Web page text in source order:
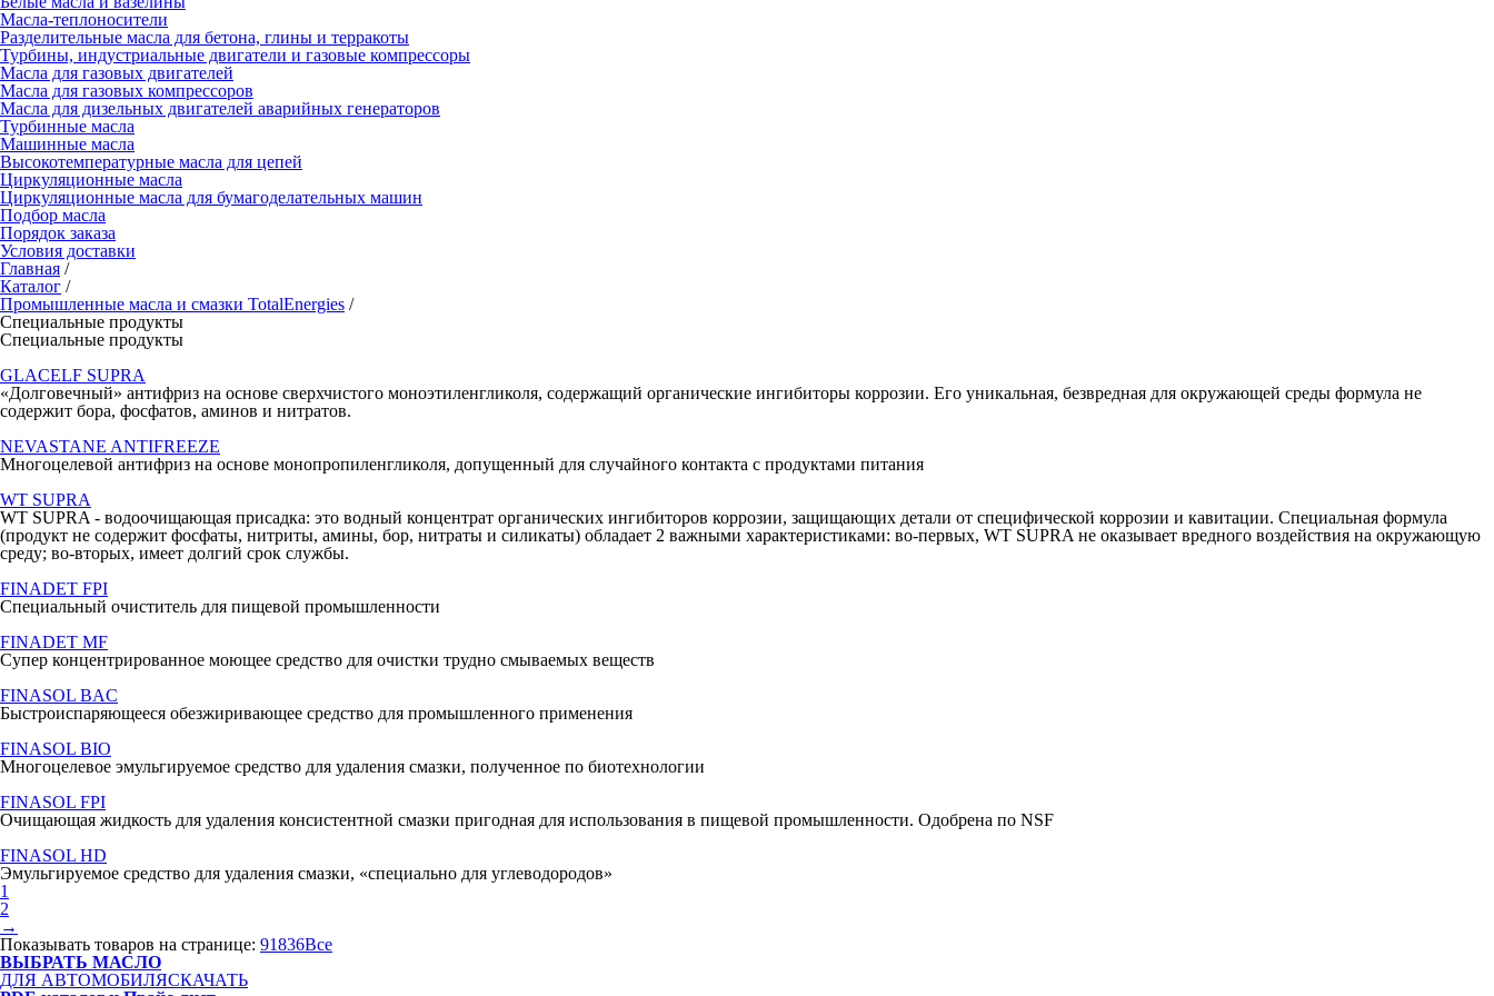
Масла-теплоносители
Разделительные масла для бетона, глины и терракоты
Турбины, индустриальные двигатели и газовые компрессоры
Масла для газовых двигателей
Масла для газовых компрессоров
Масла для дизельных двигателей аварийных генераторов
Турбинные масла
Машинные масла
Высокотемпературные масла для цепей
Циркуляционные масла
Циркуляционные масла для бумагоделательных машин
Подбор масла
Порядок заказа
Условия доставки
Главная /
Каталог /
Промышленные масла и смазки TotalEnergies /
Специальные продукты
Специальные продукты
GLACELF SUPRA
«Долговечный» антифриз на основе сверхчистого моноэтиленгликоля, содержащий органические ингибиторы коррозии. Его уникальная, безвредная для окружающей среды формула не
содержит бора, фосфатов, аминов и нитратов.
NEVASTANE ANTIFREEZE
Многоцелевой антифриз на основе монопропиленгликоля, допущенный для случайного контакта с продуктами питания
WT SUPRA
WT SUPRA - водоочищающая присадка: это водный концентрат органических ингибиторов коррозии, защищающих детали от специфической коррозии и кавитации. Специальная формула
(продукт не содержит фосфаты, нитриты, амины, бор, нитраты и силикаты) обладает 2 важными характеристиками: во-первых, WT SUPRA не оказывает вредного воздействия на окружающую
среду; во-вторых, имеет долгий срок службы.
FINADET FPI
Специальный очиститель для пищевой промышленности
FINADET MF
Супер концентрированное моющее средство для очистки трудно смываемых веществ
FINASOL BAC
Быстроиспаряющееся обезжиривающее средство для промышленного применения
FINASOL BIO
Многоцелевое эмульгируемое средство для удаления смазки, полученное по биотехнологии
FINASOL FPI
Очищающая жидкость для удаления консистентной смазки пригодная для использования в пищевой промышленности. Одобрена по NSF
FINASOL HD
Эмульгируемое средство для удаления смазки, «специально для углеводородов»
1
2
→
Показывать товаров на странице: 91836Все
ВЫБРАТЬ МАСЛО
ДЛЯ АВТОМОБИЛЯСКАЧАТЬ